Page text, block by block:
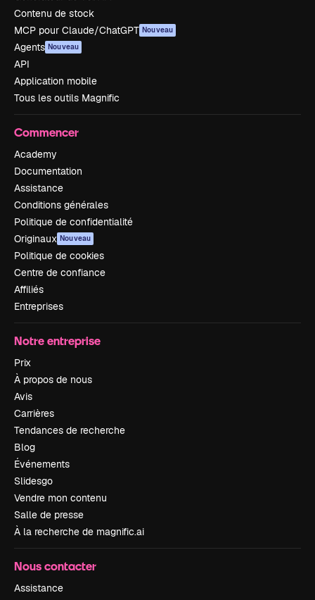
Contenu de stock
MCP pour Claude/ChatGPT Nouveau
Agents Nouveau
API
Application mobile
Tous les outils Magnific
Commencer
Academy
Documentation
Assistance
Conditions générales
Politique de confidentialité
Originaux Nouveau
Politique de cookies
Centre de confiance
Affiliés
Entreprises
Notre entreprise
Prix
À propos de nous
Avis
Carrières
Tendances de recherche
Blog
Événements
Slidesgo
Vendre mon contenu
Salle de presse
À la recherche de magnific.ai
Nous contacter
Assistance